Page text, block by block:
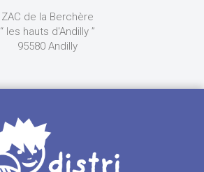
ZAC de la Berchère
“ les hauts d'Andilly ”
95580 Andilly